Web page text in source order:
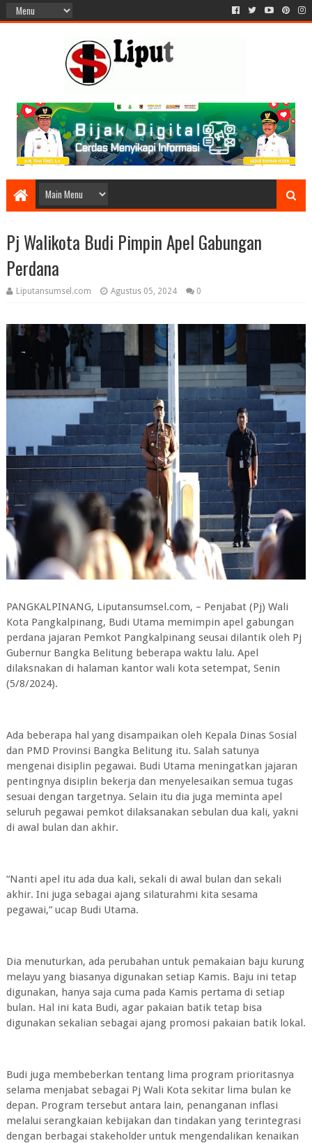
Pj Walikota Budi Pimpin Apel Gabungan
Perdana
Liputansumsel.com Agustus 05, 2024 0
PANGKALPINANG, Liputansumsel.com, – Penjabat (Pj) Wali
Kota Pangkalpinang, Budi Utama memimpin apel gabungan
perdana jajaran Pemkot Pangkalpinang seusai dilantik oleh Pj
Gubernur Bangka Belitung beberapa waktu lalu. Apel
dilaksnakan di halaman kantor wali kota setempat, Senin
(5/8/2024).
Ada beberapa hal yang disampaikan oleh Kepala Dinas Sosial
dan PMD Provinsi Bangka Belitung itu. Salah satunya
mengenai disiplin pegawai. Budi Utama meningatkan jajaran
pentingnya disiplin bekerja dan menyelesaikan semua tugas
sesuai dengan targetnya. Selain itu dia juga meminta apel
seluruh pegawai pemkot dilaksanakan sebulan dua kali, yakni
di awal bulan dan akhir.
“Nanti apel itu ada dua kali, sekali di awal bulan dan sekali
akhir. Ini juga sebagai ajang silaturahmi kita sesama
pegawai,” ucap Budi Utama.
Dia menuturkan, ada perubahan untuk pemakaian baju kurung
melayu yang biasanya digunakan setiap Kamis. Baju ini tetap
digunakan, hanya saja cuma pada Kamis pertama di setiap
bulan. Hal ini kata Budi, agar pakaian batik tetap bisa
digunakan sekalian sebagai ajang promosi pakaian batik lokal.
Budi juga membeberkan tentang lima program prioritasnya
selama menjabat sebagai Pj Wali Kota sekitar lima bulan ke
depan. Program tersebut antara lain, penanganan inflasi
melalui serangkaian kebijakan dan tindakan yang terintegrasi
dengan berbagai stakeholder untuk mengendalikan kenaikan